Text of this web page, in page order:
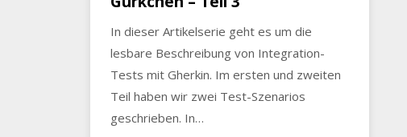
In dieser Artikelserie geht es um die
lesbare Beschreibung von Integration-
Tests mit Gherkin. Im ersten und zweiten
Teil haben wir zwei Test-Szenarios
geschrieben. In…